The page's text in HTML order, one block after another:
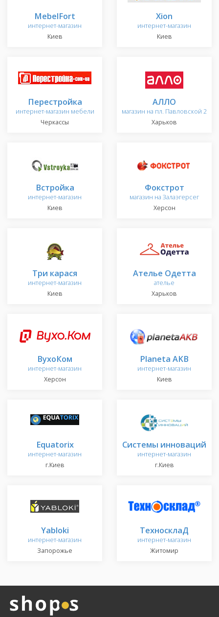
MebelFort
интернет-магазин
Киев
Xion
интернет-магазин
Киев
Перестройка
интернет-магазин мебели
Черкассы
АЛЛО
магазин на пл. Павловской 2
Харьков
Встройка
интернет-магазин
Киев
Фокстрот
магазин на Залаэгерсег
Херсон
Три карася
интернет-магазин
Киев
Ателье Одетта
ателье
Харьков
ВухоКом
интернет-магазин
Херсон
Planeta AKB
интернет-магазин
Киев
Equatorix
интернет-магазин
г.Киев
Системы инноваций
интернет-магазин
г.Киев
Yabloki
интернет-магазин
Запорожье
ТехносклаД
интернет-магазин
Житомир